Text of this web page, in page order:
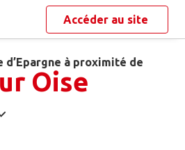
Accéder au site
à proximité de
Oise